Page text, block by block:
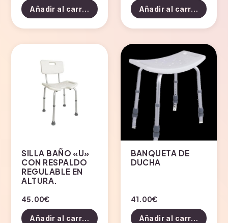
Añadir al carrito Añadir al carrito
SILLA BAÑO «U»
CON RESPALDO
REGULABLE EN
ALTURA.
45.00€
Añadir al carrito
BANQUETA DE
DUCHA
41.00€
Añadir al carrito